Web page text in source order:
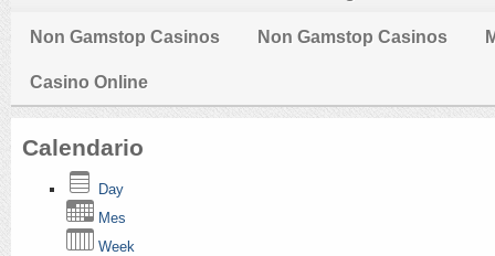
Non Gamstop Casinos Non Gamstop Casinos
Casino Online
Calendario
Day
Mes
Week